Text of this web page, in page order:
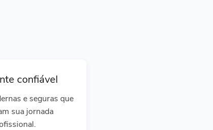
confiável
e seguras que
sua jornada